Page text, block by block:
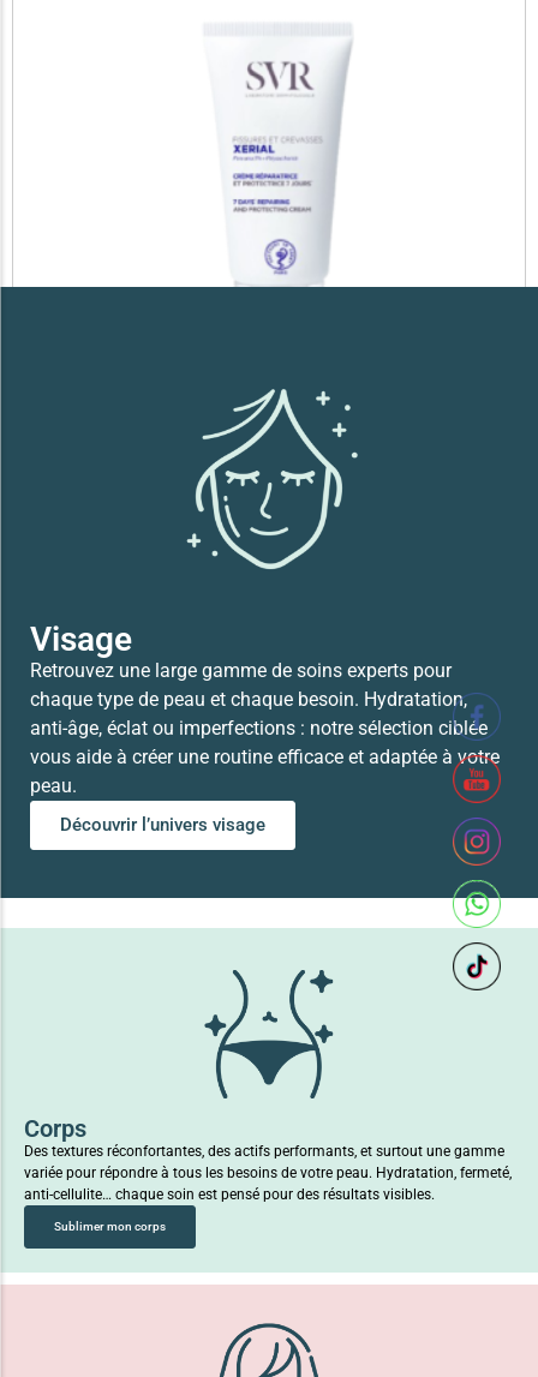
SVR XERIAL FISSURES ET CREVASSES
Visage
Retrouvez une large gamme de soins experts pour
chaque type de peau et chaque besoin. Hydratation,
anti-âge, éclat ou imperfections : notre sélection ciblée
vous aide à créer une routine efficace et adaptée à votre
peau.
Découvrir l’univers visage
Corps
Des textures réconfortantes, des actifs performants, et surtout une gamme
variée pour répondre à tous les besoins de votre peau. Hydratation, fermeté,
anti-cellulite… chaque soin est pensé pour des résultats visibles.
Sublimer mon corps